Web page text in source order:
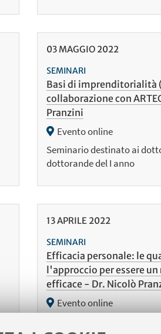
03MAGGIO 2022
SEMINARI
Basi di imprenditorialità
collaborazione con
Pranzini
Evento online
Seminario destinato ai
dottorande del I anno
13APRILE 2022
SEMINARI
Efficacia personale: le
l'approccio per essere
efficace - Dr. Nicolò
Evento online